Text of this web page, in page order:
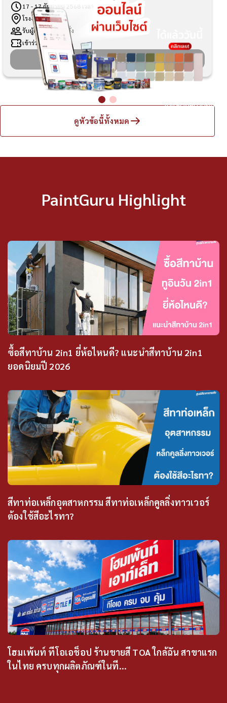
ไม่แสดงหน้านี้อีก
17 - 17 กันยายน 2568 เวลา 08.00 - 17.30 น.
โรงงานสีเบเยอร์
รับผู้เข้าร่วม 50 ที่นั่ง
เข้าร่วมฟรี
ปิดลงทะเบียน
ดูหัวข้อนี้ทั้งหมด
PaintGuru Highlight
ซื้อสีทาบ้าน 2in1 ยี่ห้อไหนดี? แนะนำสีทาบ้าน 2in1
ยอดนิยมปี 2026
สีทาท่อเหล็กอุตสาหกรรม สีทาท่อเหล็กคูลลิ่งทาวเวอร์
ต้องใช้สีอะไรทา?
โฮมเพ้นท์ ทีโอเอช็อป ร้านขายสี TOA ใกล้ฉัน สาขาแรก
ในไทย ครบทุกผลิตภัณฑ์ในที...